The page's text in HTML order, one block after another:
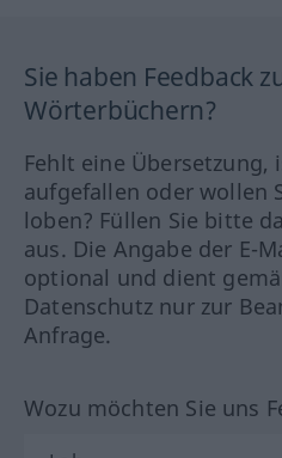
Sie haben Feedback
Wörterbüchern?
Fehlt eine Übersetzung,
aufgefallen oder wollen
loben? Füllen Sie bitte
aus. Die Angabe der E-
optional und dient
Datenschutz nur zur
Anfrage.
Wozu möchten Sie uns